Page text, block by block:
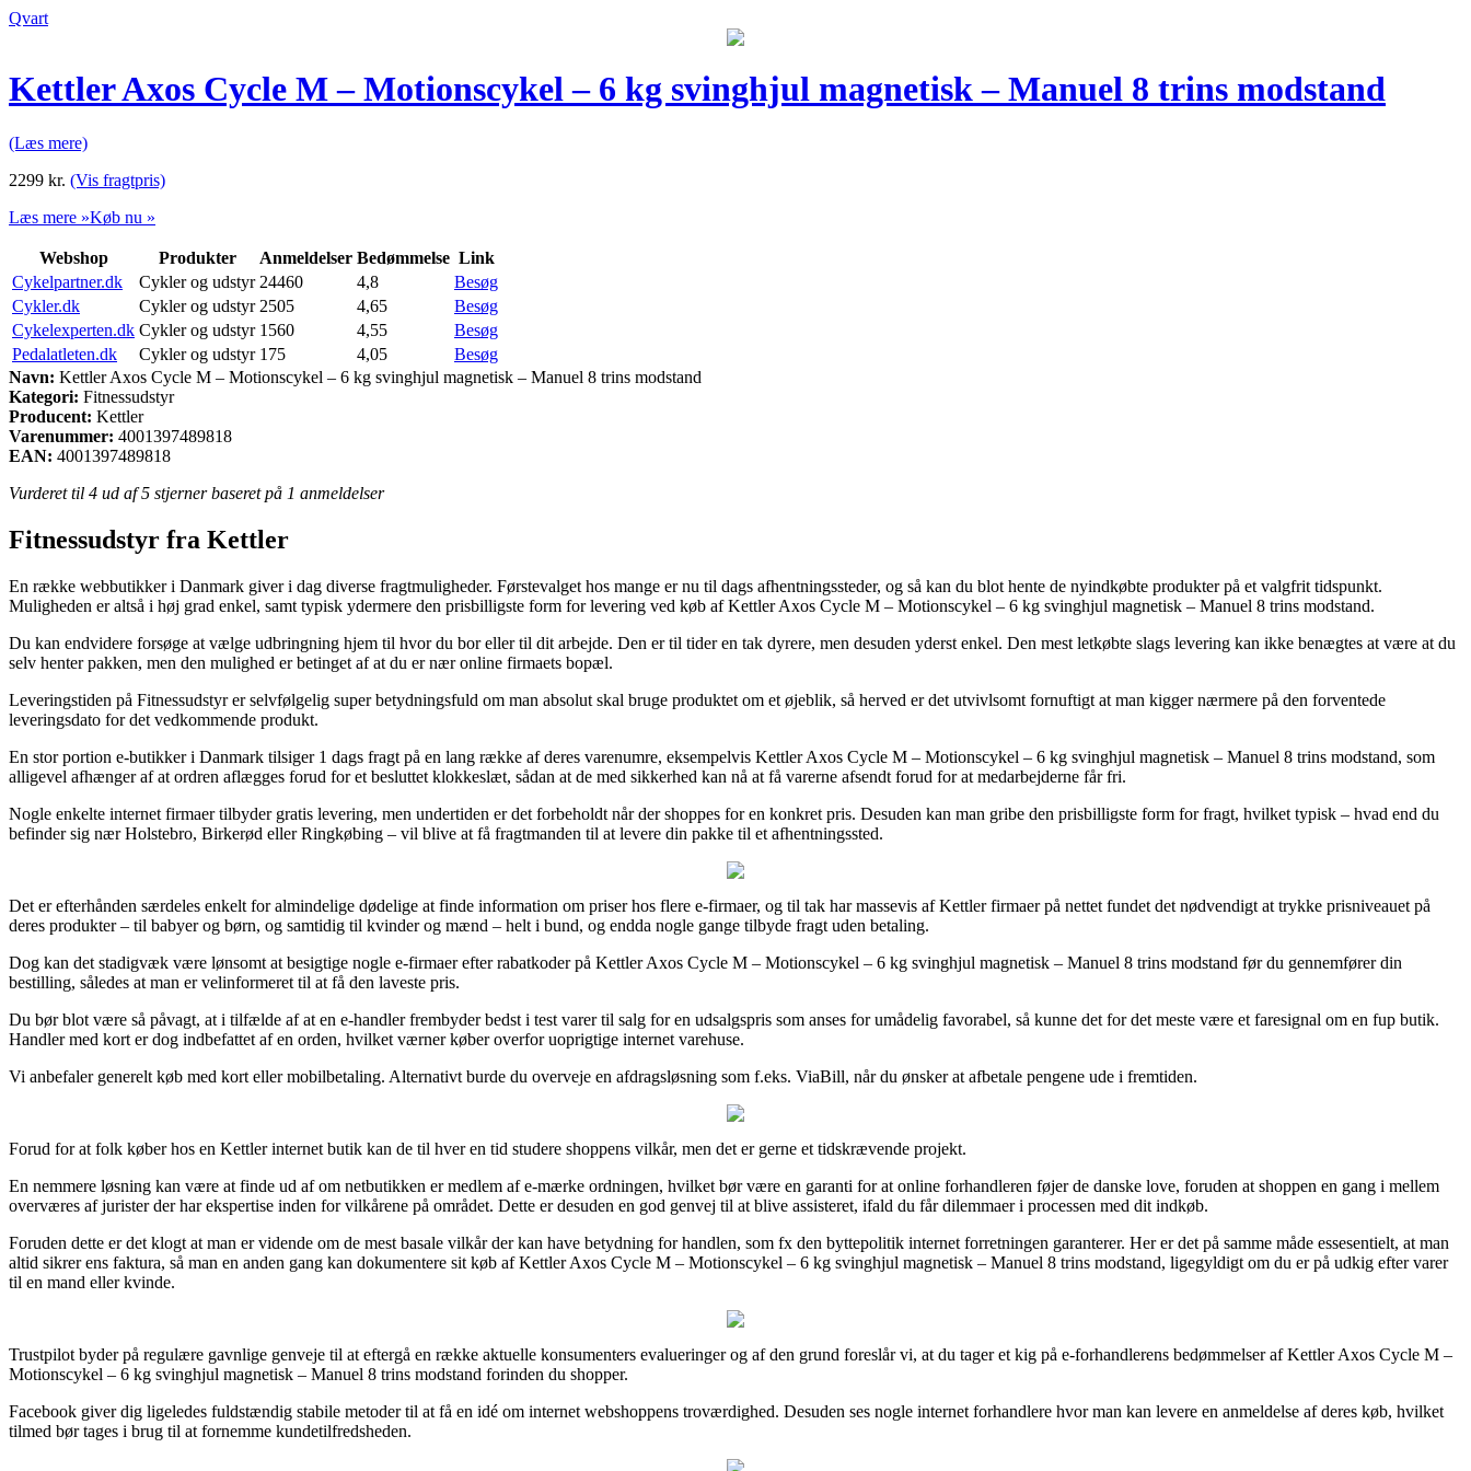
Qvart
Kettler Axos Cycle M – Motionscykel – 6 kg svinghjul magnetisk – Manuel 8 trins modstand
(Læs mere)
2299 kr. (Vis fragtpris)
Læs mere »Køb nu »
Webshop Produkter Anmeldelser Bedømmelse Link
Cykelpartner.dk
Cykler og udstyr 24460 4,8
Besøg
Cykler.dk
Cykler og udstyr 2505 4,65
Besøg
Cykelexperten.dk Cykler og udstyr 1560 4,55
Besøg
Pedalatleten.dk
Cykler og udstyr 175 4,05
Besøg
Navn: Kettler Axos Cycle M – Motionscykel – 6 kg svinghjul magnetisk – Manuel 8 trins modstand
Kategori: Fitnessudstyr
Producent: Kettler
Varenummer: 4001397489818
EAN: 4001397489818
Vurderet til 4 ud af 5 stjerner baseret på 1 anmeldelser
Fitnessudstyr fra Kettler
En række webbutikker i Danmark giver i dag diverse fragtmuligheder. Førstevalget hos mange er nu til dags afhentningssteder, og så kan du blot hente de nyindkøbte produkter på et valgfrit tidspunkt.
Muligheden er altså i høj grad enkel, samt typisk ydermere den prisbilligste form for levering ved køb af Kettler Axos Cycle M – Motionscykel – 6 kg svinghjul magnetisk – Manuel 8 trins modstand.
Du kan endvidere forsøge at vælge udbringning hjem til hvor du bor eller til dit arbejde. Den er til tider en tak dyrere, men desuden yderst enkel. Den mest letkøbte slags levering kan ikke benægtes at være at du
selv henter pakken, men den mulighed er betinget af at du er nær online firmaets bopæl.
Leveringstiden på Fitnessudstyr er selvfølgelig super betydningsfuld om man absolut skal bruge produktet om et øjeblik, så herved er det utvivlsomt fornuftigt at man kigger nærmere på den forventede
leveringsdato for det vedkommende produkt.
En stor portion e-butikker i Danmark tilsiger 1 dags fragt på en lang række af deres varenumre, eksempelvis Kettler Axos Cycle M – Motionscykel – 6 kg svinghjul magnetisk – Manuel 8 trins modstand, som
alligevel afhænger af at ordren aflægges forud for et besluttet klokkeslæt, sådan at de med sikkerhed kan nå at få varerne afsendt forud for at medarbejderne får fri.
Nogle enkelte internet firmaer tilbyder gratis levering, men undertiden er det forbeholdt når der shoppes for en konkret pris. Desuden kan man gribe den prisbilligste form for fragt, hvilket typisk – hvad end du
befinder sig nær Holstebro, Birkerød eller Ringkøbing – vil blive at få fragtmanden til at levere din pakke til et afhentningssted.
Det er efterhånden særdeles enkelt for almindelige dødelige at finde information om priser hos flere e-firmaer, og til tak har massevis af Kettler firmaer på nettet fundet det nødvendigt at trykke prisniveauet på
deres produkter – til babyer og børn, og samtidig til kvinder og mænd – helt i bund, og endda nogle gange tilbyde fragt uden betaling.
Dog kan det stadigvæk være lønsomt at besigtige nogle e-firmaer efter rabatkoder på Kettler Axos Cycle M – Motionscykel – 6 kg svinghjul magnetisk – Manuel 8 trins modstand før du gennemfører din
bestilling, således at man er velinformeret til at få den laveste pris.
Du bør blot være så påvagt, at i tilfælde af at en e-handler frembyder bedst i test varer til salg for en udsalgspris som anses for umådelig favorabel, så kunne det for det meste være et faresignal om en fup butik.
Handler med kort er dog indbefattet af en orden, hvilket værner køber overfor uoprigtige internet varehuse.
Vi anbefaler generelt køb med kort eller mobilbetaling. Alternativt burde du overveje en afdragsløsning som f.eks. ViaBill, når du ønsker at afbetale pengene ude i fremtiden.
Forud for at folk køber hos en Kettler internet butik kan de til hver en tid studere shoppens vilkår, men det er gerne et tidskrævende projekt.
En nemmere løsning kan være at finde ud af om netbutikken er medlem af e-mærke ordningen, hvilket bør være en garanti for at online forhandleren føjer de danske love, foruden at shoppen en gang i mellem
overværes af jurister der har ekspertise inden for vilkårene på området. Dette er desuden en god genvej til at blive assisteret, ifald du får dilemmaer i processen med dit indkøb.
Foruden dette er det klogt at man er vidende om de mest basale vilkår der kan have betydning for handlen, som fx den byttepolitik internet forretningen garanterer. Her er det på samme måde essesentielt, at man
altid sikrer ens faktura, så man en anden gang kan dokumentere sit køb af Kettler Axos Cycle M – Motionscykel – 6 kg svinghjul magnetisk – Manuel 8 trins modstand, ligegyldigt om du er på udkig efter varer
til en mand eller kvinde.
Trustpilot byder på regulære gavnlige genveje til at eftergå en række aktuelle konsumenters evalueringer og af den grund foreslår vi, at du tager et kig på e-forhandlerens bedømmelser af Kettler Axos Cycle M –
Motionscykel – 6 kg svinghjul magnetisk – Manuel 8 trins modstand forinden du shopper.
Facebook giver dig ligeledes fuldstændig stabile metoder til at få en idé om internet webshoppens troværdighed. Desuden ses nogle internet forhandlere hvor man kan levere en anmeldelse af deres køb, hvilket
tilmed bør tages i brug til at fornemme kundetilfredsheden.